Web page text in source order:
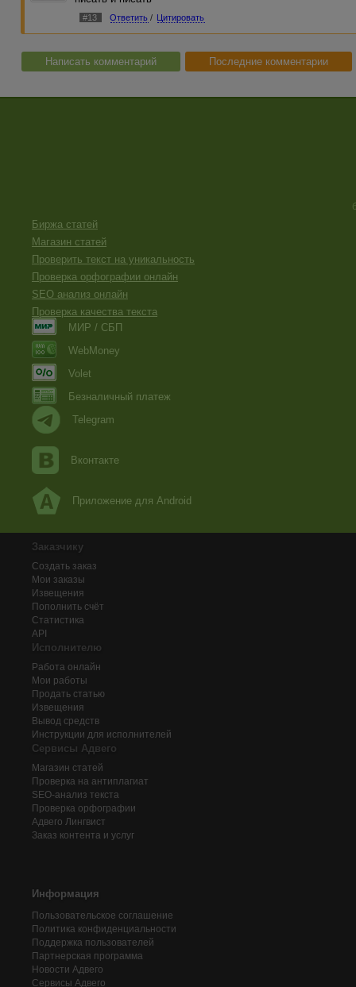
#13 Ответить / Цитировать
Написать комментарий Последние комментарии
Биржа статей
Магазин статей
Проверить текст на уникальность
Проверка орфографии онлайн
SEO анализ онлайн
Проверка качества текста
МИР / СБП
WebMoney
Volet
Безналичный платеж
Telegram
Вконтакте
Приложение для Android
Заказчику
Создать заказ
Мои заказы
Извещения
Пополнить счёт
Статистика
API
Исполнителю
Работа онлайн
Мои работы
Продать статью
Извещения
Вывод средств
Инструкции для исполнителей
Сервисы Адвего
Магазин статей
Проверка на антиплагиат
SEO-анализ текста
Проверка орфографии
Адвего Лингвист
Заказ контента и услуг
Информация
Пользовательское соглашение
Политика конфиденциальности
Поддержка пользователей
Партнерская программа
Новости Адвего
Сервисы Адвего